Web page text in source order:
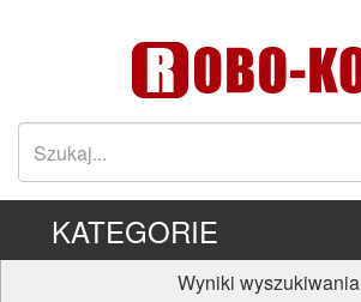
KATEGORIE
Wyniki wyszukiwania